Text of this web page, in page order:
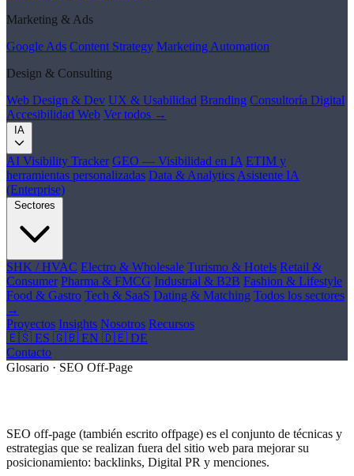
Marketing & Ads
Google Ads Content Strategy Marketing Automation
Design & Consulting
Web Design & Dev UX & Usabilidad Branding Consultoría Digital
Accesibilidad Web Ver todos →
IA
AI Visibility Tracker GEO — Visibilidad en IA ETIM y
herramientas personalizadas Data & Analytics Asistente IA
(Enterprise)
Sectores
SHK / HVAC Electro & Wholesale Turismo & Hotels Retail &
Consumer Pharma & FMCG Industrial & B2B Fashion & Lifestyle
Food & Gastro Tech & SaaS Dating & Matching Todos los sectores
→
Proyectos Insights Nosotros Recursos
🇪🇸 ES 🇬🇧 EN 🇩🇪 DE
Contacto
Glosario · SEO Off-Page
SEO off-page (también escrito offpage) es el conjunto de técnicas y
estrategias que se realizan fuera del sitio web para mejorar su
posicionamiento: backlinks, Digital PR y menciones.